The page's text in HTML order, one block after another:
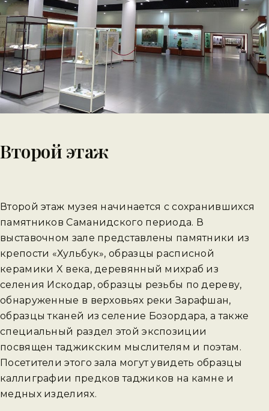
Второй этаж
Второй этаж музея начинается с сохранившихся
памятников Саманидского периода. В
выставочном зале представлены памятники из
крепости «Хульбук», образцы расписной
керамики X века, деревянный михраб из
селения Искодар, образцы резьбы по дереву,
обнаруженные в верховьях реки Зарафшан,
образцы тканей из селение Бозордара, а также
специальный раздел этой экспозиции
посвящен таджикским мыслителям и поэтам.
Посетители этого зала могут увидеть образцы
каллиграфии предков таджиков на камне и
медных изделиях.